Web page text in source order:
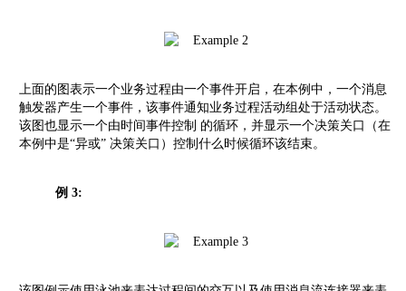
上面的图表示一个业务过程由一个事件开启，在本例中，一个消息
触发器产生一个事件，该事件通知业务过程活动组处于活动状态。
该图也显示一个由时间事件控制 的循环，并显示一个决策关口（在
本例中是“异或” 决策关口）控制什么时候循环该结束。
例 3: